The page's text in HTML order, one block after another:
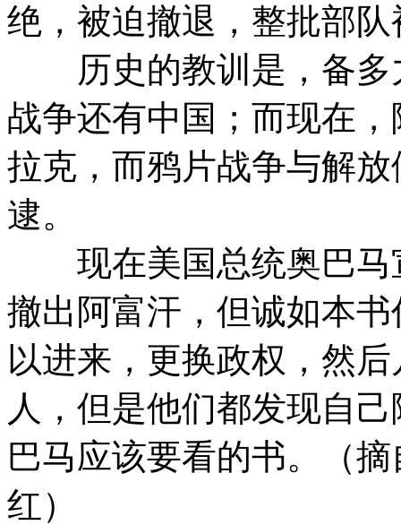
绝，被迫撤退，整批部
历史的教训是，备多
战争还有中国；而现在
拉克，而鸦片战争与解
逮。
现在美国总统奥巴马
撤出阿富汗，但诚如本
以进来，更换政权，然
人，但是他们都发现自
巴马应该要看的书。（
红）